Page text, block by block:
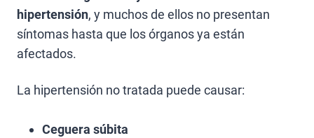
hipertensión, y muchos de ellos no presentan
síntomas hasta que los órganos ya están
afectados.
La hipertensión no tratada puede causar:
Ceguera súbita